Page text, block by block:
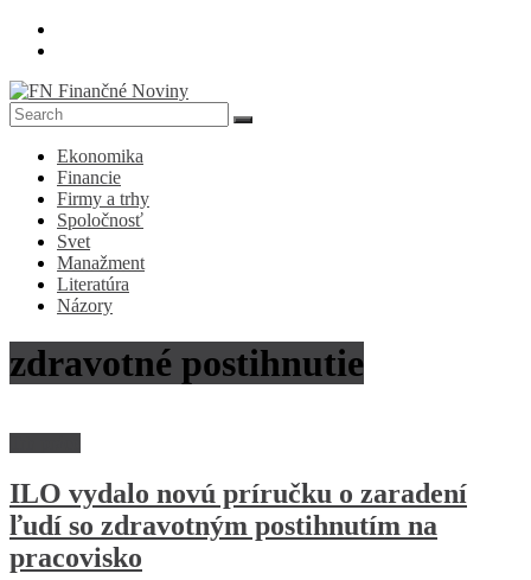
Skip
FN
Finančné
Noviny
Denník
ekonomike
spoločnosti
Ekonomika
Financie
Firmy a trhy
Spoločnosť
Svet
Manažment
Literatúra
Názory
zdravotné postihnutie
ILO vydalo novú príručku o zaradení
ľudí so zdravotným postihnutím na
pracovisko